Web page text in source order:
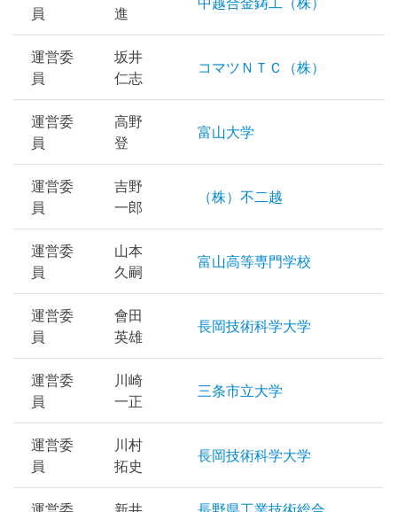
員
進
運営委
員
坂井
仁志
コマツＮＴＣ（株）
運営委
員
高野
登
富山大学
運営委
員
吉野
一郎
（株）不二越
運営委
員
山本
久嗣
富山高等専門学校
運営委
員
會田
英雄
長岡技術科学大学
運営委
員
川崎
一正
三条市立大学
運営委
員
川村
拓史
長岡技術科学大学